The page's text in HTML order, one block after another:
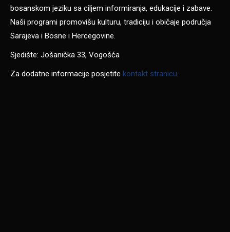
bosanskom jeziku sa ciljem informiranja, edukacije i zabave.
Naši programi promovišu kulturu, tradiciju i običaje područja
Sarajeva i Bosne i Hercegovine.
Sjedište: Jošanička 33, Vogošća
Za dodatne informacije posjetite kontakt stranicu.